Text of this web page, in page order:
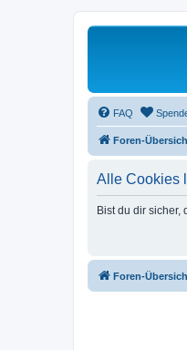
FAQ
Foren-
Alle Cookies
Bist du dir
Foren-